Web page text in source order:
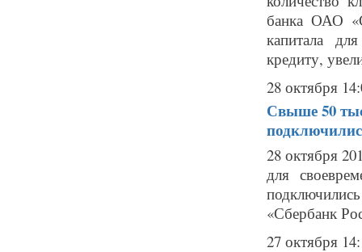
банка ОАО
капитала
кредиту,
28 октября
Свыше 50
28 октября
для
«Сбербанк
27 октября